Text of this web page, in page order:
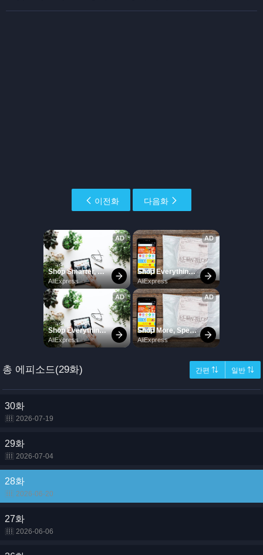
이전화 다음화
총 에피소드(29화) 간편 ⇅ 일반 ⇅
30화
2026-07-19
29화
2026-07-04
28화
2026-06-20
27화
2026-06-06